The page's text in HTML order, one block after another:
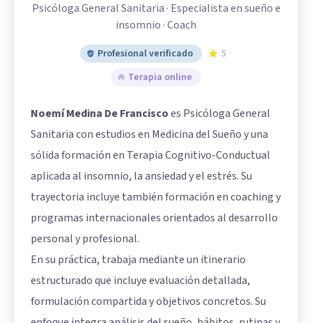
Psicóloga General Sanitaria · Especialista en sueño e
insomnio · Coach
Profesional verificado
5
Terapia online
Noemí Medina De Franciscoes Psicóloga General
Sanitaria con estudios en Medicina del Sueño y una
sólida formación en Terapia Cognitivo-Conductual
aplicada al insomnio, la ansiedad y el estrés. Su
trayectoria incluye también formación en coaching y
programas internacionales orientados al desarrollo
personal y profesional.
En su práctica, trabaja mediante un itinerario
estructurado que incluye evaluación detallada,
formulación compartida y objetivos concretos. Su